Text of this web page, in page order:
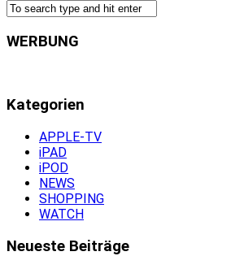
WERBUNG
Kategorien
APPLE-TV
iPAD
iPOD
NEWS
SHOPPING
WATCH
Neueste Beiträge